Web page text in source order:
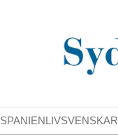
SPANIENLIVSVENSKAR